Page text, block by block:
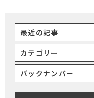
最近の記事
カテゴリー
バックナンバー